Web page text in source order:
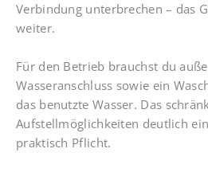
Verbindung unterbrechen – das
weiter.
Für den Betrieb brauchst du
Wasseranschluss sowie ein
das benutzte Wasser. Das
Aufstellmöglichkeiten deutlich
praktisch Pflicht.